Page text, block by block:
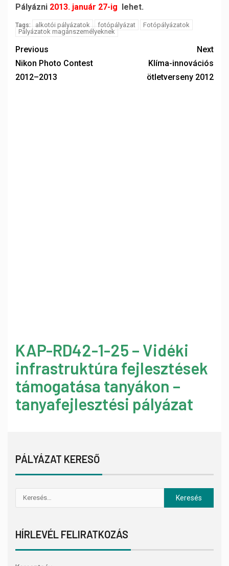
Pályázni 2013. január 27-ig lehet.
Tags: alkotói pályázatok fotópályázat
Fotópályázatok
Pályázatok magánszemélyeknek
Previous
Nikon Photo Contest
2012–2013
Next
Klíma-innovációs
ötletverseny 2012
KAP-RD42-1-25 – Vidéki
infrastruktúra fejlesztések
támogatása tanyákon –
tanyafejlesztési pályázat
PÁLYÁZAT KERESŐ
HÍRLEVÉL FELIRATKOZÁS